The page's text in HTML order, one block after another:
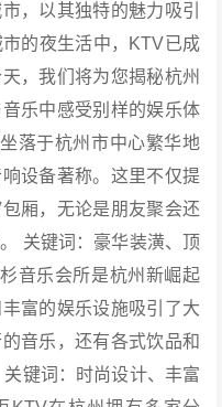
，以其独特的魅力吸引
的夜生活中，KTV已成
，我们将为您揭秘杭州
乐中感受别样的娱乐体
落于杭州市中心繁华地
设备著称。这里不仅提
厢，无论是朋友聚会还
关键词：豪华装潢、顶
音乐会所是杭州新崛起
富的娱乐设施吸引了大
音乐，还有各式饮品和
键词：时尚设计、丰富